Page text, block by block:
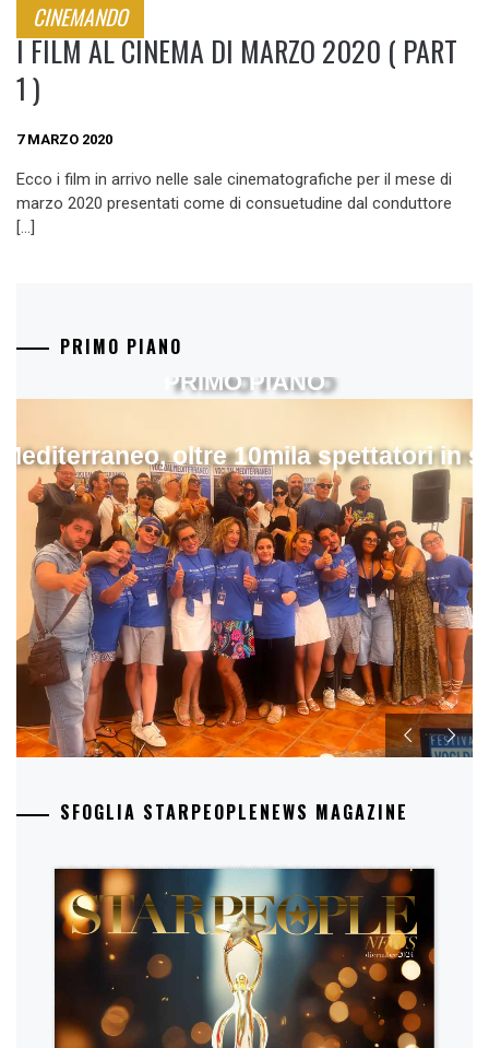
CINEMANDO
I FILM AL CINEMA DI MARZO 2020 ( PART
1 )
7 MARZO 2020
Ecco i film in arrivo nelle sale cinematografiche per il mese di
marzo 2020 presentati come di consuetudine dal conduttore
[…]
PRIMO PIANO
oltre 10mila spettatori in
PRIMO PIANO
SFOGLIA STARPEOPLENEWS MAGAZINE